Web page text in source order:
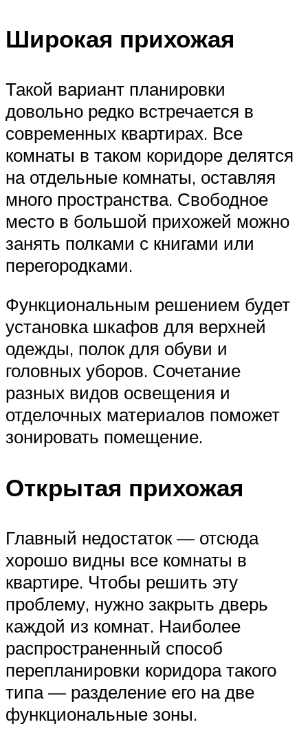
Широкая прихожая
Такой вариант планировки
довольно редко встречается в
современных квартирах. Все
комнаты в таком коридоре делятся
на отдельные комнаты, оставляя
много пространства. Свободное
место в большой прихожей можно
занять полками с книгами или
перегородками.
Функциональным решением будет
установка шкафов для верхней
одежды, полок для обуви и
головных уборов. Сочетание
разных видов освещения и
отделочных материалов поможет
зонировать помещение.
Открытая прихожая
Главный недостаток — отсюда
хорошо видны все комнаты в
квартире. Чтобы решить эту
проблему, нужно закрыть дверь
каждой из комнат. Наиболее
распространенный способ
перепланировки коридора такого
типа — разделение его на две
функциональные зоны.